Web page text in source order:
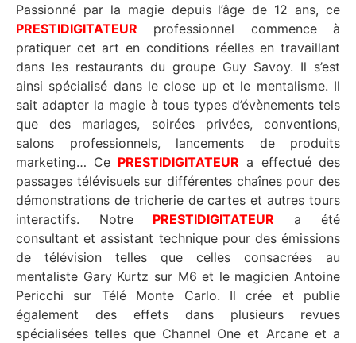
Passionné par la magie depuis l’âge de 12 ans, ce
PRESTIDIGITATEUR professionnel commence à
pratiquer cet art en conditions réelles en travaillant
dans les restaurants du groupe Guy Savoy. Il s’est
ainsi spécialisé dans le close up et le mentalisme. Il
sait adapter la magie à tous types d’évènements tels
que des mariages, soirées privées, conventions,
salons professionnels, lancements de produits
marketing… Ce PRESTIDIGITATEUR a effectué des
passages télévisuels sur différentes chaînes pour des
démonstrations de tricherie de cartes et autres tours
interactifs. Notre PRESTIDIGITATEUR a été
consultant et assistant technique pour des émissions
de télévision telles que celles consacrées au
mentaliste Gary Kurtz sur M6 et le magicien Antoine
Pericchi sur Télé Monte Carlo. Il crée et publie
également des effets dans plusieurs revues
spécialisées telles que Channel One et Arcane et a